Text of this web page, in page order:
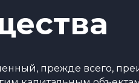
прежде всего,